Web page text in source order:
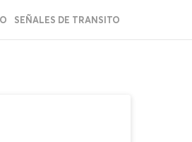
SEÑALES DE TRANSITO